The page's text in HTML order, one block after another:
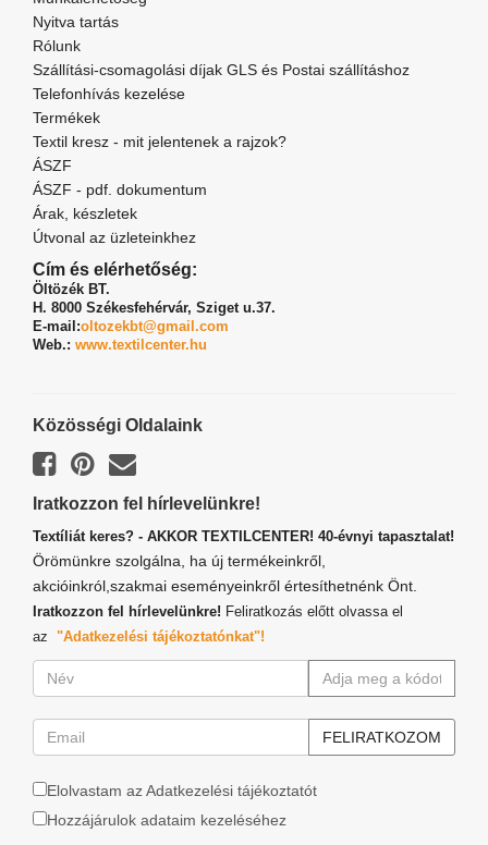
Nyitva tartás
Rólunk
Szállítási-csomagolási díjak GLS és Postai szállításhoz
Telefonhívás kezelése
Termékek
Textil kresz - mit jelentenek a rajzok?
ÁSZF
ÁSZF - pdf. dokumentum
Árak, készletek
Útvonal az üzleteinkhez
Cím és elérhetőség:
Öltözék BT.
H. 8000 Székesfehérvár, Sziget u.37.
E-mail:oltozekbt@gmail.com
Web.: www.textilcenter.hu
Közösségi Oldalaink
Iratkozzon fel hírlevelünkre!
Textíliát keres? - AKKOR TEXTILCENTER! 40-évnyi tapasztalat!
Örömünkre szolgálna, ha új termékeinkről,
akcióinkról,szakmai eseményeinkről értesíthetnénk Önt.
Iratkozzon fel hírlevelünkre! Feliratkozás előtt olvassa el
az "Adatkezelési tájékoztatónkat"!
Elolvastam az Adatkezelési tájékoztatót
Hozzájárulok adataim kezeléséhez